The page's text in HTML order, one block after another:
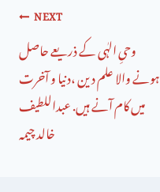
NEXT
وحیِ الہٰی کے ذریعے حاصل
ہونے والا علم دین ،دنیا و آخرت
میں کام آنے ہیں. عبداللطیف
خالد چیمہ